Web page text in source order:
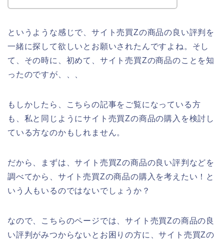
というような感じで、サイト売買Zの商品の良い評判を
一緒に探して欲しいとお願いされたんですよね。そし
て、その時に、初めて、サイト売買Zの商品のことを知
ったのですが、、、
もしかしたら、こちらの記事をご覧になっている方
も、私と同じようにサイト売買Zの商品の購入を検討し
ている方なのかもしれません。
だから、まずは、サイト売買Zの商品の良い評判などを
調べてから、サイト売買Zの商品の購入を考えたい！と
いう人もいるのではないでしょうか？
なので、こちらのページでは、サイト売買Zの商品の良
い評判がみつからないとお困りの方に、サイト売買Zの